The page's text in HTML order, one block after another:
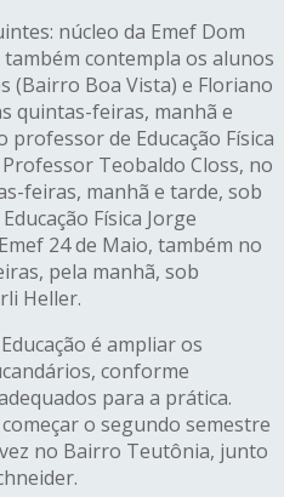
núcleo da Emef Dom
contempla os alunos
(Bairro Boa Vista) e Floriano
quintas-feiras, manhã e
de Educação Física
Teobaldo Closs, no
feiras, manhã e tarde, sob
Física Jorge
24 de Maio, também no
pela manhã, sob
Heller.
é ampliar os
conforme
para a prática.
o segundo semestre
no Bairro Teutônia, junto